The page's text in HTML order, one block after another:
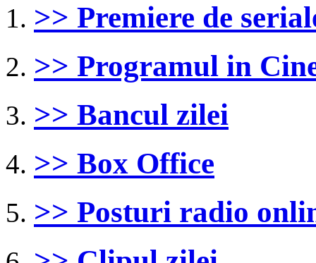
>> Premiere de
>> Programul in
>> Bancul zilei
>> Box Office
>> Posturi radio